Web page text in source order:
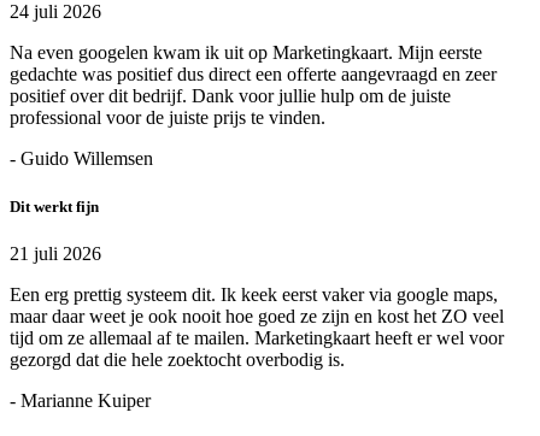
24 juli 2026
Na even googelen kwam ik uit op Marketingkaart. Mijn eerste
gedachte was positief dus direct een offerte aangevraagd en zeer
positief over dit bedrijf. Dank voor jullie hulp om de juiste
professional voor de juiste prijs te vinden.
- Guido Willemsen
Dit werkt fijn
21 juli 2026
Een erg prettig systeem dit. Ik keek eerst vaker via google maps,
maar daar weet je ook nooit hoe goed ze zijn en kost het ZO veel
tijd om ze allemaal af te mailen. Marketingkaart heeft er wel voor
gezorgd dat die hele zoektocht overbodig is.
- Marianne Kuiper